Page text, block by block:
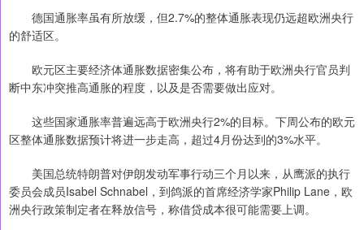
德国通胀率虽有所放缓，但2.7%的整体通胀表现仍远超欧洲央行
的舒适区。
欧元区主要经济体通胀数据密集公布，将有助于欧洲央行官员判
断中东冲突推高通胀的程度，以及是否需要做出应对。
这些国家通胀率普遍远高于欧洲央行2%的目标。下周公布的欧元
区整体通胀数据预计将进一步走高，超过4月份达到的3%水平。
美国总统特朗普对伊朗发动军事行动三个月以来，从鹰派的执行
委员会成员Isabel Schnabel，到鸽派的首席经济学家Philip Lane，欧
洲央行政策制定者在释放信号，称借贷成本很可能需要上调。